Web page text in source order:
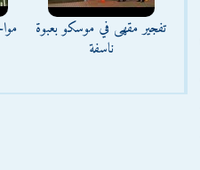
تفجير مقهى في موسكو بعبوة
ناسفة